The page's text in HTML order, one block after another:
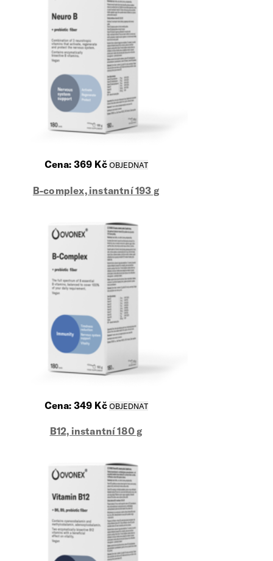
Cena: 369 Kč
B-complex, instantní 193 g
Cena: 349 Kč
B12, instantní 180 g